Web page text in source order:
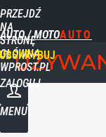
PRZEJDŹ
NA
STRONĘ
GŁÓWNĄ
WPROST.PL
AUTO / MOTO
ZALOGUJ
MENU